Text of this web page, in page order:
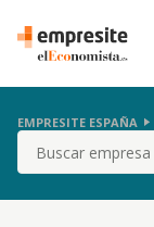
EMPRESITE ESPAÑA
Buscar